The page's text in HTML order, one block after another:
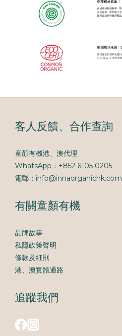
客人反饋、合作查詢
童顏有機港、澳代理
WhatsApp：+852 6105 0205
電郵：info@innaorganichk.com
有關童顏有機
品牌故事
私隱政策聲明
條款及細則
港、澳實體通路
追蹤我們